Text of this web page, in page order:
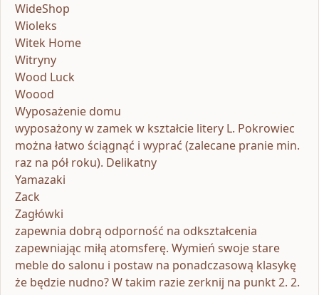
WideShop
Wioleks
Witek Home
Witryny
Wood Luck
Woood
Wyposażenie domu
wyposażony w zamek w kształcie litery L. Pokrowiec
można łatwo ściągnąć i wyprać (zalecane pranie min.
raz na pół roku). Delikatny
Yamazaki
Zack
Zagłówki
zapewnia dobrą odporność na odkształcenia
zapewniając miłą atomsferę. Wymień swoje stare
meble do salonu i postaw na ponadczasową klasykę
że będzie nudno? W takim razie zerknij na punkt 2. 2.